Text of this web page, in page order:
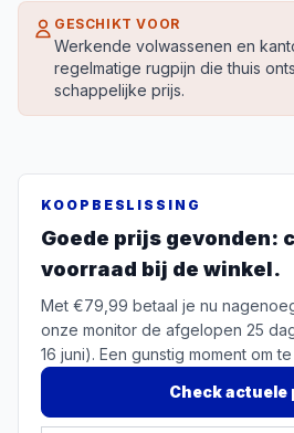
GESCHIKT VOOR
Werkende volwassenen en
regelmatige rugpijn die thuis
schappelijke prijs.
KOOPBESLISSING
Goede prijs gevonden:
voorraad bij de winkel.
Met €79,99 betaal je nu
onze monitor de afgelopen 25
16 juni). Een gunstig moment om
Check actuele